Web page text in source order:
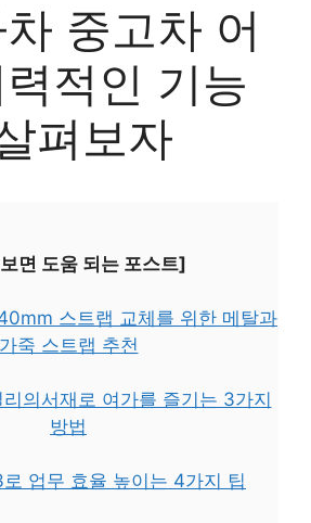
중고차 어
적인 기능
펴보자
면 도움 되는 포스트]
스트랩 교체를 위한 메탈과
가죽 스트랩 추천
의서재로 여가를 즐기는 3가지
방법
업무 효율 높이는 4가지 팁